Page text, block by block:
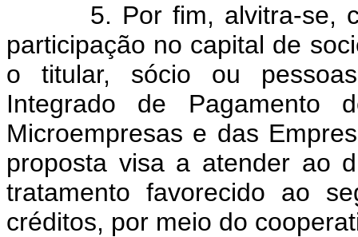
5. Por fim, alvitra-se,
participação no capital de
o titular, sócio ou
Integrado de Pagamento
Microempresas e das
proposta visa a atender ao
tratamento favorecido ao
créditos, por meio do